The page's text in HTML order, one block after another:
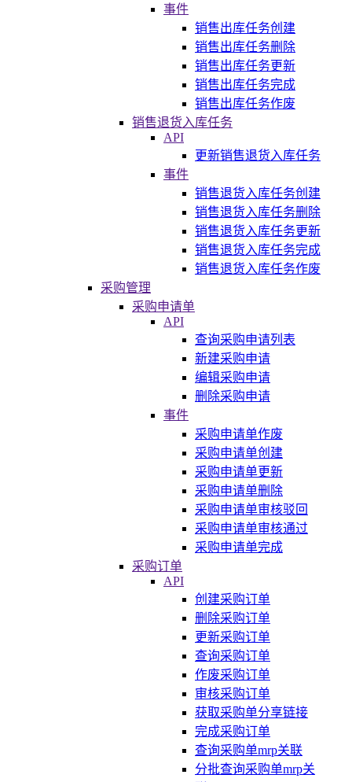
事件
销售出库任务创建
销售出库任务删除
销售出库任务更新
销售出库任务完成
销售出库任务作废
销售退货入库任务
API
更新销售退货入库任务
事件
销售退货入库任务创建
销售退货入库任务删除
销售退货入库任务更新
销售退货入库任务完成
销售退货入库任务作废
采购管理
采购申请单
API
查询采购申请列表
新建采购申请
编辑采购申请
删除采购申请
事件
采购申请单作废
采购申请单创建
采购申请单更新
采购申请单删除
采购申请单审核驳回
采购申请单审核通过
采购申请单完成
采购订单
API
创建采购订单
删除采购订单
更新采购订单
查询采购订单
作废采购订单
审核采购订单
获取采购单分享链接
完成采购订单
查询采购单mrp关联
分批查询采购单mrp关